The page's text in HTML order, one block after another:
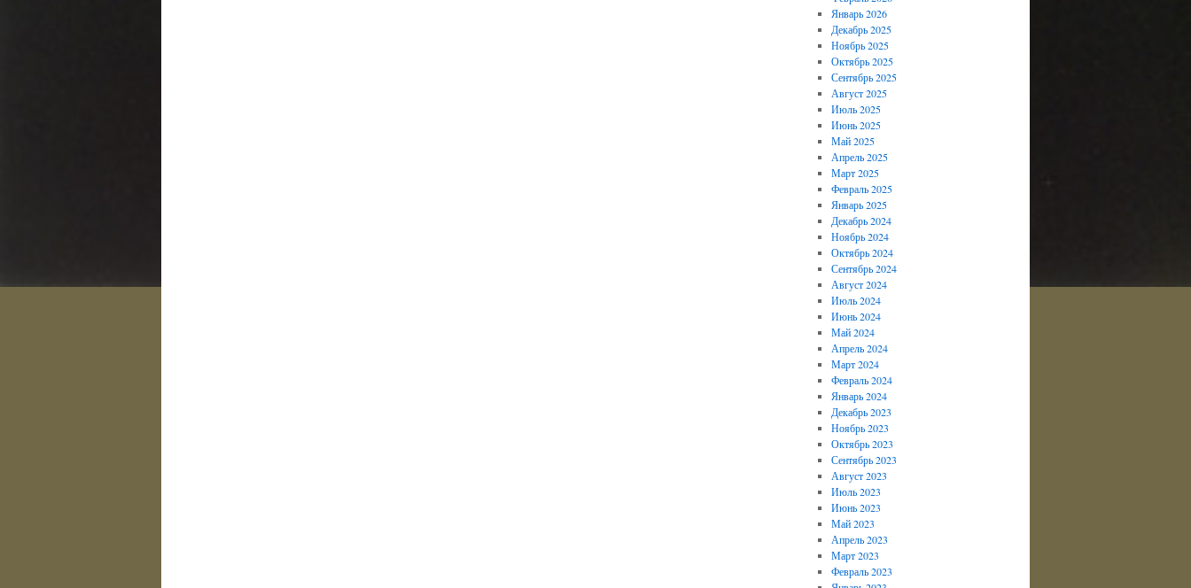
Январь 2026
Декабрь 2025
Ноябрь 2025
Октябрь 2025
Сентябрь 2025
Август 2025
Июль 2025
Июнь 2025
Май 2025
Апрель 2025
Март 2025
Февраль 2025
Январь 2025
Декабрь 2024
Ноябрь 2024
Октябрь 2024
Сентябрь 2024
Август 2024
Июль 2024
Июнь 2024
Май 2024
Апрель 2024
Март 2024
Февраль 2024
Январь 2024
Декабрь 2023
Ноябрь 2023
Октябрь 2023
Сентябрь 2023
Август 2023
Июль 2023
Июнь 2023
Май 2023
Апрель 2023
Март 2023
Февраль 2023